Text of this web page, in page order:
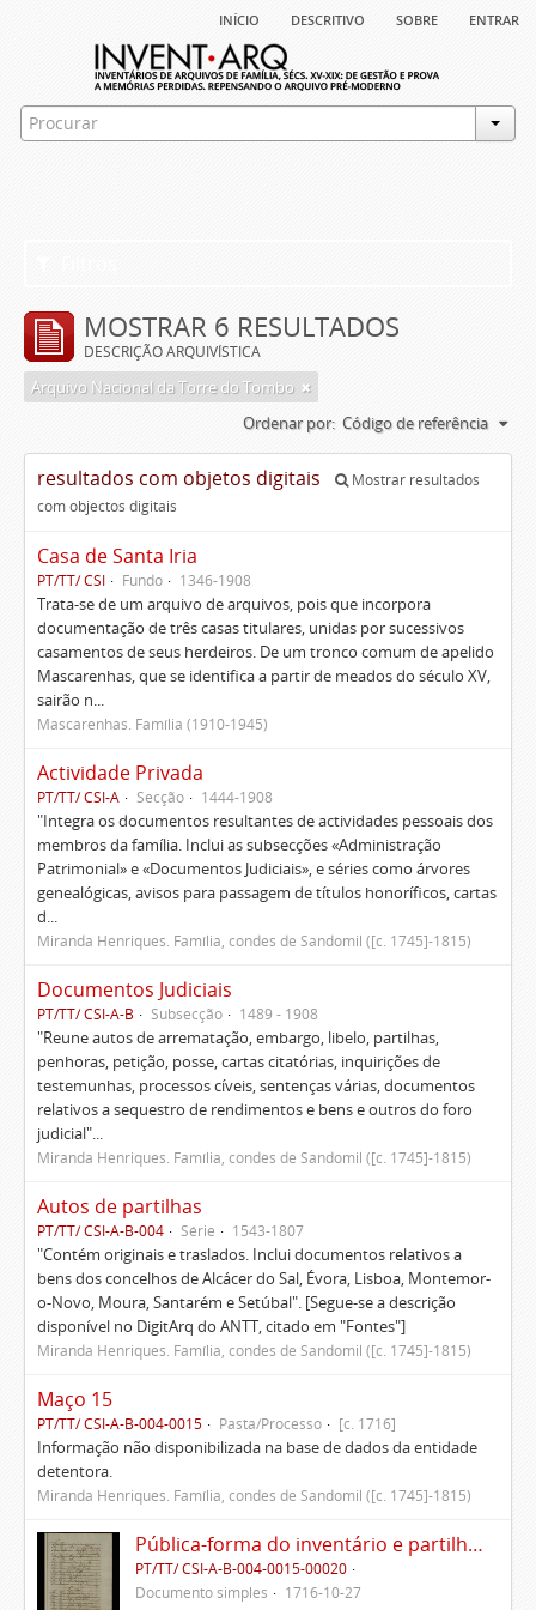
início descritivo sobre entrar
MOSTRAR 6 RESULTADOS
DESCRIÇÃO ARQUIVÍSTICA
Arquivo Nacional da Torre do Tombo
Ordenar por: Código de referência
resultados com objetos digitais
Mostrar resultados
com objectos digitais
Casa de Santa Iria
PT/TT/ CSI Fundo 1346-1908
Trata-se de um arquivo de arquivos, pois que incorpora
documentação de três casas titulares, unidas por sucessivos
casamentos de seus herdeiros. De um tronco comum de apelido
Mascarenhas, que se identifica a partir de meados do século XV,
sairão n...
Mascarenhas. Família (1910-1945)
Actividade Privada
PT/TT/ CSI-A Secção 1444-1908
"Integra os documentos resultantes de actividades pessoais dos
membros da família. Inclui as subsecções «Administração
Patrimonial» e «Documentos Judiciais», e séries como árvores
genealógicas, avisos para passagem de títulos honoríficos, cartas
d...
Miranda Henriques. Família, condes de Sandomil ([c. 1745]-1815)
Documentos Judiciais
PT/TT/ CSI-A-B Subsecção 1489 - 1908
"Reune autos de arrematação, embargo, libelo, partilhas,
penhoras, petição, posse, cartas citatórias, inquirições de
testemunhas, processos cíveis, sentenças várias, documentos
relativos a sequestro de rendimentos e bens e outros do foro
judicial"...
Miranda Henriques. Família, condes de Sandomil ([c. 1745]-1815)
Autos de partilhas
PT/TT/ CSI-A-B-004 Série 1543-1807
"Contém originais e traslados. Inclui documentos relativos a
bens dos concelhos de Alcácer do Sal, Évora, Lisboa, Montemor-
o-Novo, Moura, Santarém e Setúbal". [Segue-se a descrição
disponível no DigitArq do ANTT, citado em "Fontes"]
Miranda Henriques. Família, condes de Sandomil ([c. 1745]-1815)
Maço 15
PT/TT/ CSI-A-B-004-0015 Pasta/Processo [c. 1716]
Informação não disponibilizada na base de dados da entidade
detentora.
Miranda Henriques. Família, condes de Sandomil ([c. 1745]-1815)
Pública-forma do inventário e partilhas dos bens de Vasco Queimado
PT/TT/ CSI-A-B-004-0015-00020
Documento simples
1716-10-27